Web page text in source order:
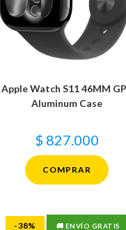
Apple Watch S11 46MM
Aluminum Case
$ 827.000
COMPRAR
🚚 ENVÍO GRATIS
-38%